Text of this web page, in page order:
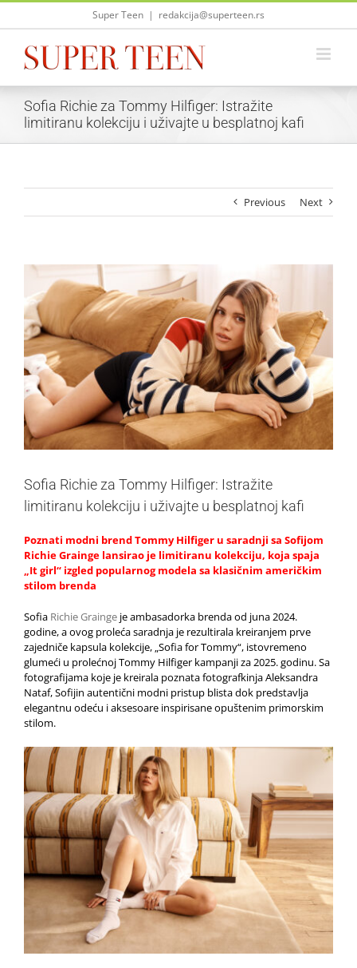
Skip
Super Teen | redakcija@superteen.rs
Sofia Richie za Tommy Hilfiger: Istražite
limitiranu kolekciju i uživajte u besplatnoj kafi
Previous Next
View
Larger
Image
Sofia Richie za Tommy Hilfiger: Istražite
limitiranu kolekciju i uživajte u besplatnoj kafi
Poznati modni brend Tommy Hilfiger u saradnji sa Sofijom
Richie Grainge lansirao je limitiranu kolekciju, koja spaja
„It girl“ izgled popularnog modela sa klasičnim američkim
stilom brenda
Sofia Richie Grainge je ambasadorka brenda od juna 2024.
godine, a ovog proleća saradnja je rezultirala kreiranjem prve
zajedniče kapsula kolekcije, „Sofia for Tommy“, istovremeno
glumeći u prolećnoj Tommy Hilfiger kampanji za 2025. godinu. Sa
fotografijama koje je kreirala poznata fotografkinja Aleksandra
Nataf, Sofijin autentični modni pristup blista dok predstavlja
elegantnu odeću i aksesoare inspirisane opuštenim primorskim
stilom.